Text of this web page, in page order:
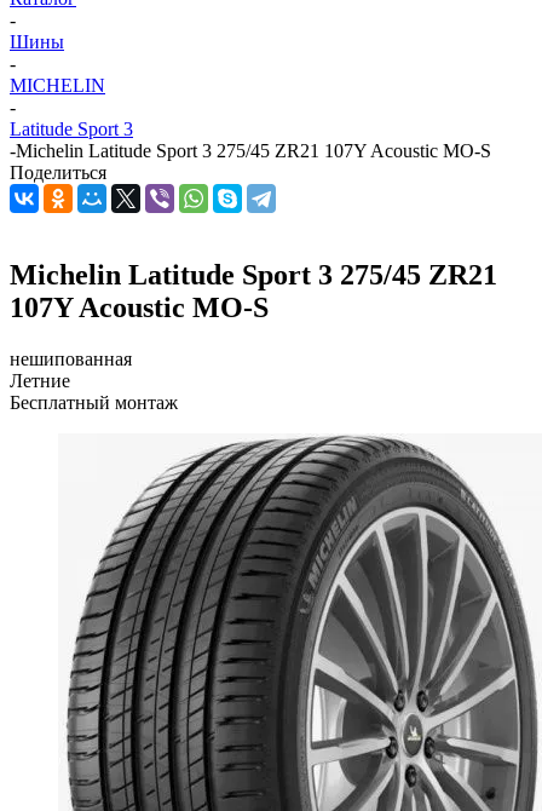
-
Шины
-
MICHELIN
-
Latitude Sport 3
-Michelin Latitude Sport 3 275/45 ZR21 107Y Acoustic MO-S
Поделиться
Michelin Latitude Sport 3 275/45 ZR21
107Y Acoustic MO-S
нешипованная
Летние
Бесплатный монтаж